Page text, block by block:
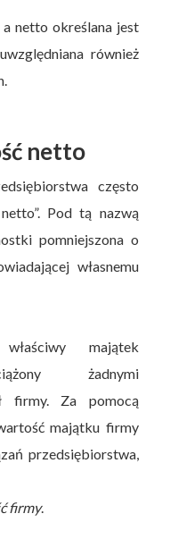
netto określana jest
również
netto
często
Pod tą nazwą
pomniejszona o
własnemu
majątek
żadnymi
firmy. Za pomocą
majątku firmy
przedsiębiorstwa,
firmy.